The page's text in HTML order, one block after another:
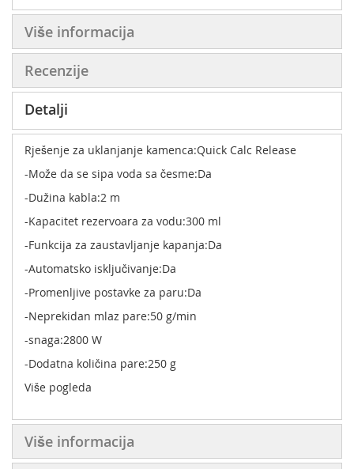
Više informacija
Recenzije
Detalji
Rješenje za uklanjanje kamenca:Quick Calc Release
-Može da se sipa voda sa česme:Da
-Dužina kabla:2 m
-Kapacitet rezervoara za vodu:300 ml
-Funkcija za zaustavljanje kapanja:Da
-Automatsko isključivanje:Da
-Promenljive postavke za paru:Da
-Neprekidan mlaz pare:50 g/min
-snaga:2800 W
-Dodatna količina pare:250 g
Više pogleda
Više informacija